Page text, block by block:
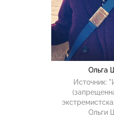
Ольга
Источник:
Ольги